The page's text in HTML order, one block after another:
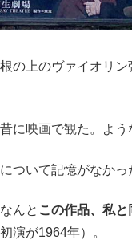
の上のヴァイオリン
に映画で観た。よう
ついて記憶がなかっ
んと この作品、私と
演が1964年）。